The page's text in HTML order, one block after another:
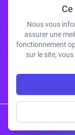
J'accepte de
votre
Copyright ©
Nous vous
assurer une
fonctionnement
sur le site,